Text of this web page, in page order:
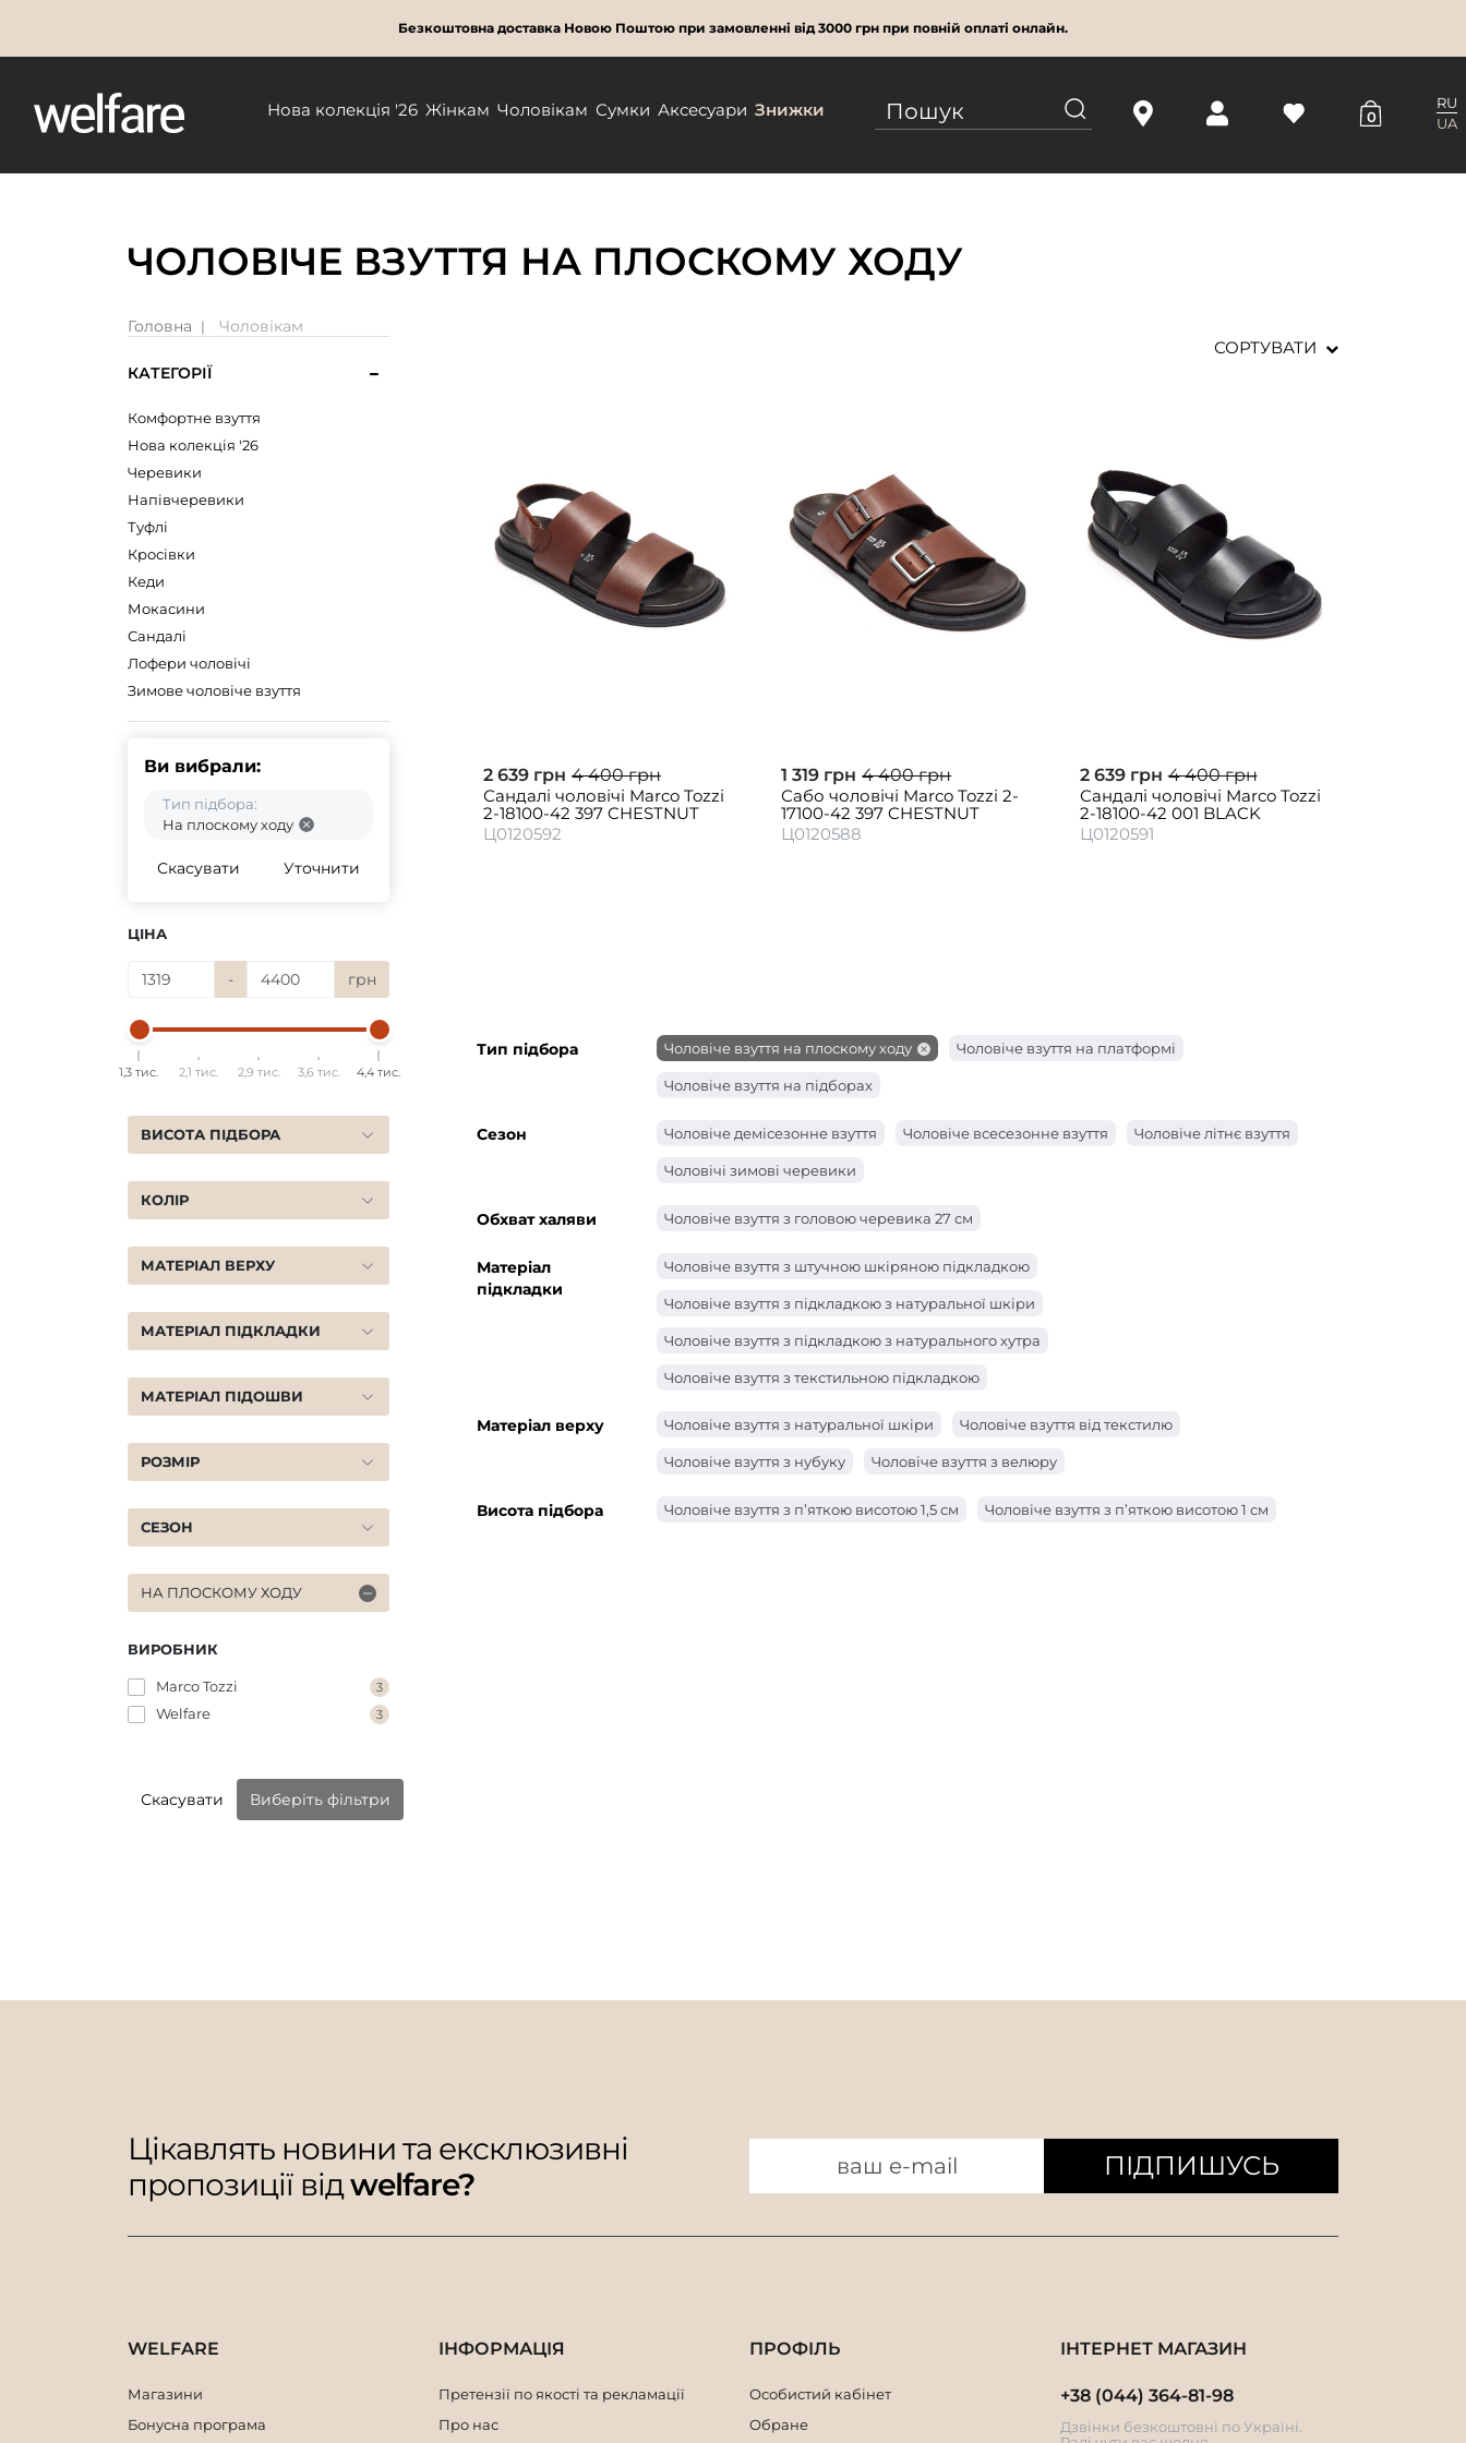
Безкоштовна доставка Новою Поштою при замовленні від 3000 грн при повній оплаті онлайн.
Нова колекція '26 Жінкам Чоловікам Сумки Аксесуари Знижки 0
RU
UA
ЧОЛОВІЧЕ ВЗУТТЯ НА ПЛОСКОМУ ХОДУ
Головна Чоловікам
КАТЕГОРІЇ
Комфортне взуття
Нова колекція '26
Черевики
Напівчеревики
Туфлі
Кросівки
Кеди
Мокасини
Сандалі
Лофери чоловічі
Зимове чоловіче взуття
Ви вибрали:
Тип підбора:
На плоскому ходу
Скасувати Уточнити
ЦІНА
- грн
1,3 тис. 2,1 тис. 2,9 тис. 3,6 тис. 4,4 тис.
ВИСОТА ПІДБОРА
КОЛІР
МАТЕРІАЛ ВЕРХУ
МАТЕРІАЛ ПІДКЛАДКИ
МАТЕРІАЛ ПІДОШВИ
РОЗМІР
СЕЗОН
НА ПЛОСКОМУ ХОДУ
ВИРОБНИК
Marco Tozzi 3
Welfare 3
Скасувати Виберіть фільтри
СОРТУВАТИ
2 639 грн 4 400 грн
Сандалі чоловічі Marco Tozzi
2-18100-42 397 CHESTNUT
Ц0120592
1 319 грн 4 400 грн
Сабо чоловічі Marco Tozzi 2-
17100-42 397 CHESTNUT
Ц0120588
2 639 грн 4 400 грн
Сандалі чоловічі Marco Tozzi
2-18100-42 001 BLACK
Ц0120591
Тип підбора Чоловіче взуття на плоскому ходу Чоловіче взуття на платформі
Чоловіче взуття на підборах
Сезон Чоловіче демісезонне взуття Чоловіче всесезонне взуття Чоловіче літнє взуття
Чоловічі зимові черевики
Обхват халяви Чоловіче взуття з головою черевика 27 см
Матеріал
підкладки
Чоловіче взуття з штучною шкіряною підкладкою
Чоловіче взуття з підкладкою з натуральної шкіри
Чоловіче взуття з підкладкою з натурального хутра
Чоловіче взуття з текстильною підкладкою
Матеріал верху Чоловіче взуття з натуральної шкіри Чоловіче взуття від текстилю
Чоловіче взуття з нубуку Чоловіче взуття з велюру
Висота підбора Чоловіче взуття з п’яткою висотою 1,5 см Чоловіче взуття з п’яткою висотою 1 см
Цікавлять новини та ексклюзивні
пропозиції відwelfare?
ПІДПИШУСЬ
WELFARE
Магазини
Бонусна програма
ІНФОРМАЦІЯ
Претензії по якості та рекламації
Про нас
ПРОФІЛЬ
Особистий кабінет
Обране
ІНТЕРНЕТ МАГАЗИН
+38 (044) 364-81-98
Дзвінки безкоштовні по Україні.